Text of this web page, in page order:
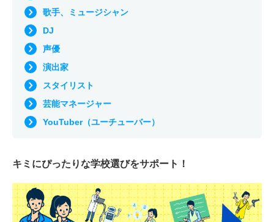
歌手、ミュージシャン
DJ
声優
演出家
スタイリスト
芸能マネージャー
YouTuber（ユーチューバー）
キミにぴったりな学校選びをサポート！